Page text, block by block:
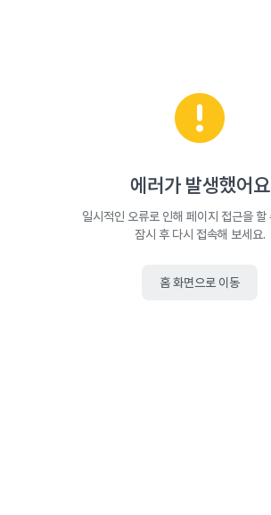
에러가 발생했어요
일시적인 오류로 인해 페이지 접근을 할
잠시 후 다시 접속해 보세요.
홈 화면으로 이동